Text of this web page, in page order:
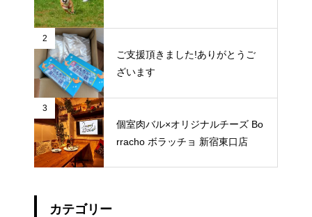
2
ご支援頂きました!ありがとうご
ざいます
3
個室肉バル×オリジナルチーズ Bo
rracho ボラッチョ 新宿東口店
カテゴリー